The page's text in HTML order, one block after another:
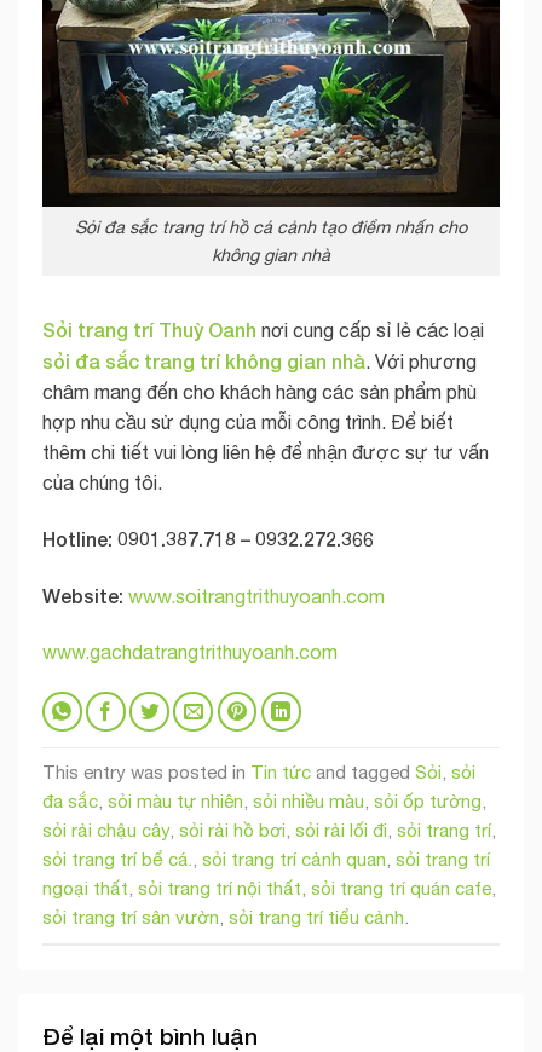
Sỏi đa sắc trang trí hồ cá cảnh tạo điểm nhấn cho
không gian nhà
Sỏi trang trí Thuỳ Oanh nơi cung cấp sỉ lẻ các loại
sỏi đa sắc trang trí không gian nhà. Với phương
châm mang đến cho khách hàng các sản phẩm phù
hợp nhu cầu sử dụng của mỗi công trình. Để biết
thêm chi tiết vui lòng liên hệ để nhận được sự tư vấn
của chúng tôi.
Hotline: 0901.387.718 – 0932.272.366
Website: www.soitrangtrithuyoanh.com
www.gachdatrangtrithuyoanh.com
This entry was posted in Tin tức and tagged Sỏi sỏi
đa sắc sỏi màu tự nhiên sỏi nhiều màu sỏi ốp tường
sỏi rải chậu cây, sỏi rải hồ bơi sỏi rải lối đi sỏi trang trí
sỏi trang trí bể cá. sỏi trang trí cảnh quan sỏi trang trí
ngoại thất sỏi trang trí nội thất sỏi trang trí quán cafe
sỏi trang trí sân vườn sỏi trang trí tiểu cảnh
Để lại một bình luận